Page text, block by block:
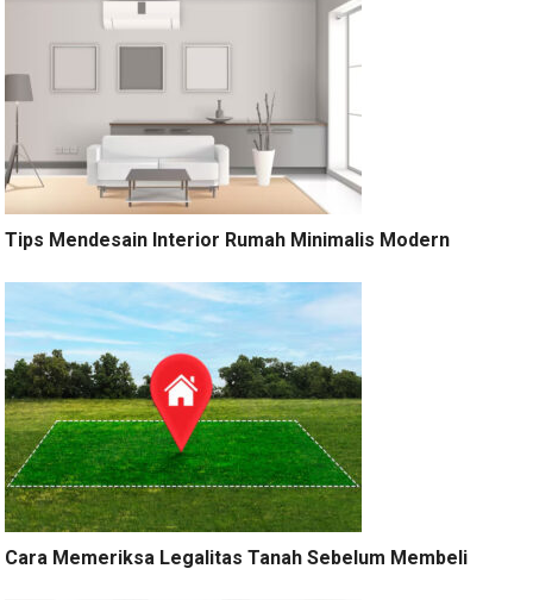
Tips Mendesain Interior Rumah Minimalis Modern
Cara Memeriksa Legalitas Tanah Sebelum Membeli